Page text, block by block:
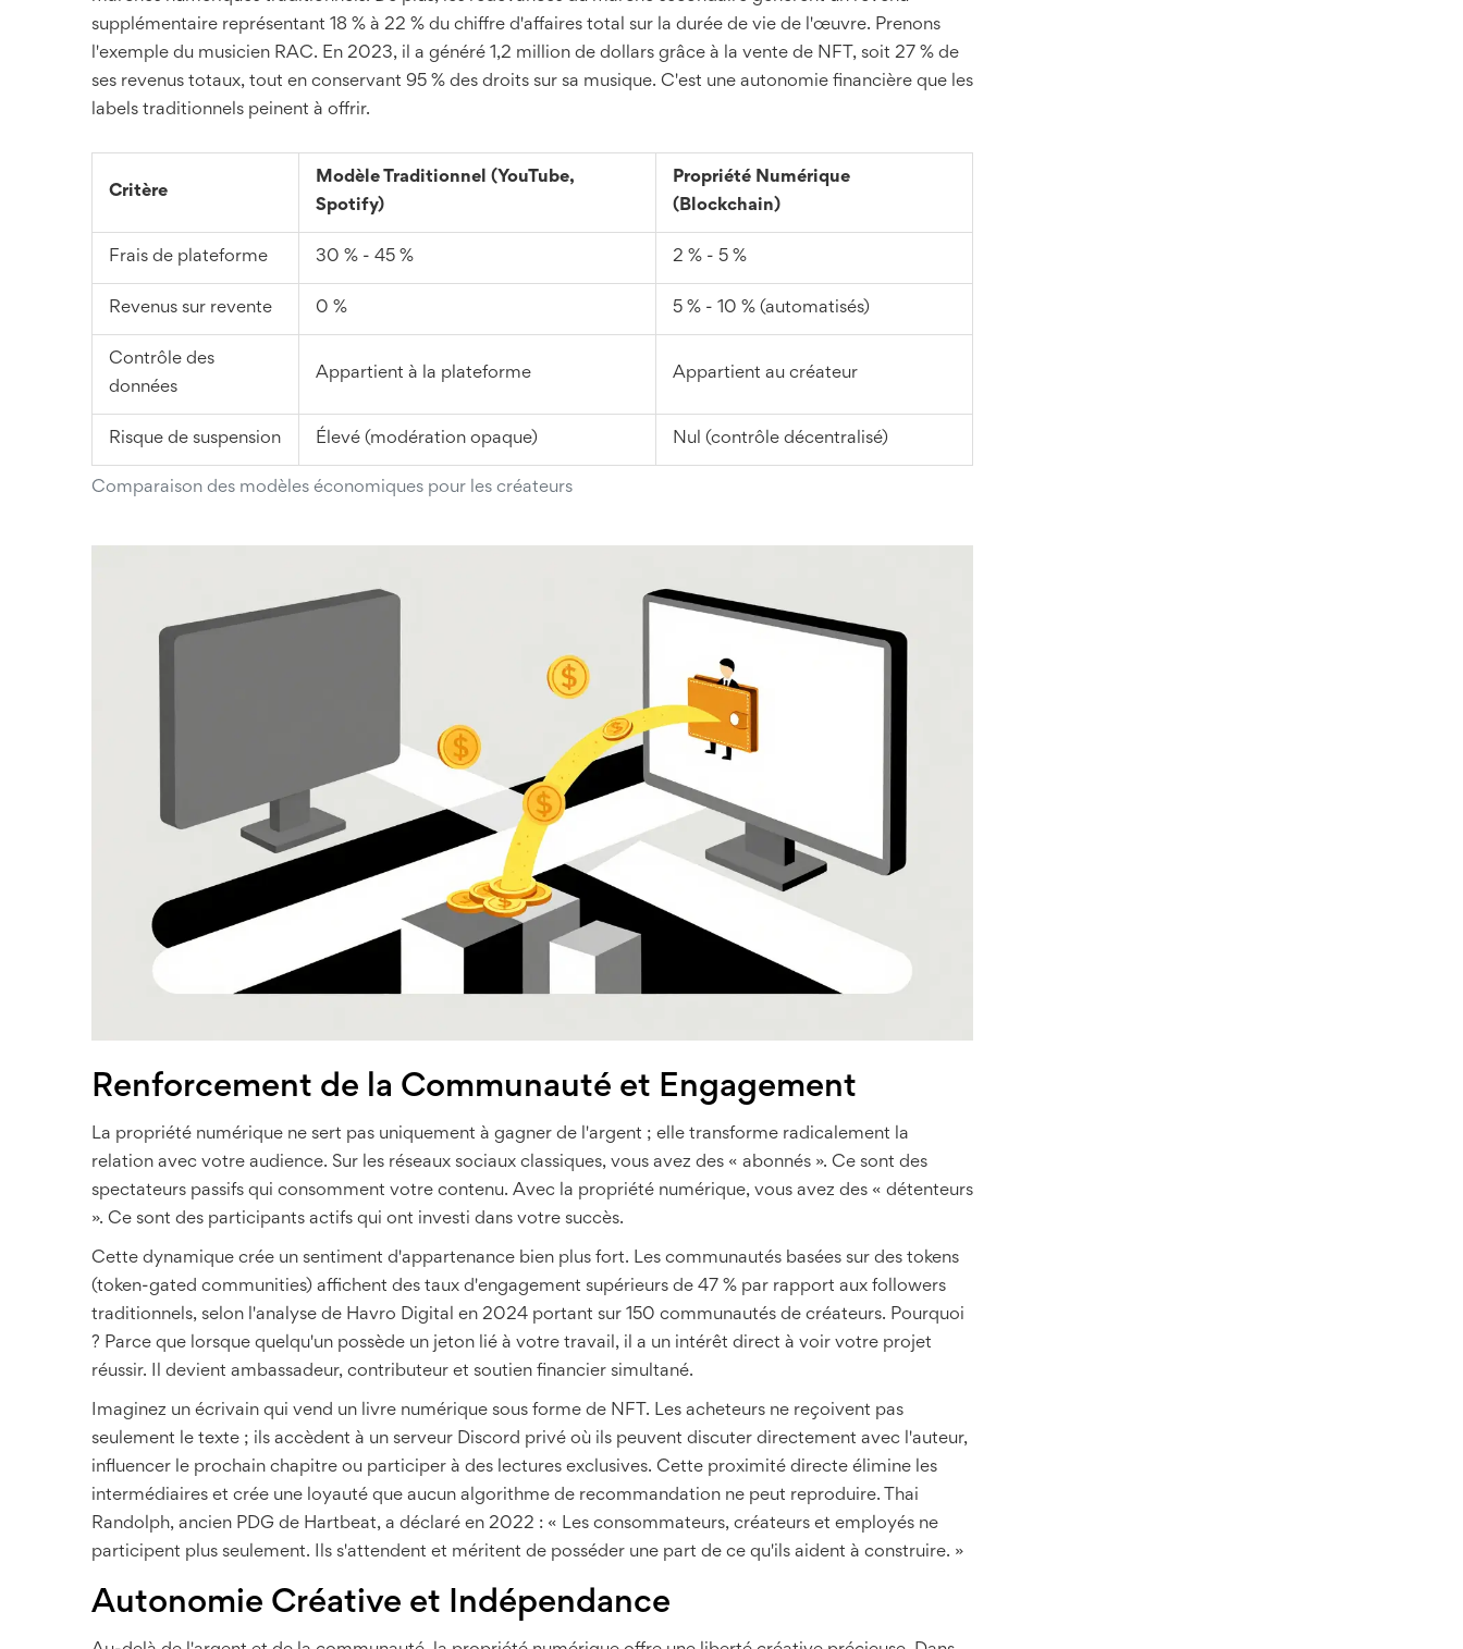
supplémentaire représentant 18 % à 22 % du chiffre d'affaires total sur la durée de vie de l'œuvre. Prenons
l'exemple du musicien RAC. En 2023, il a généré 1,2 million de dollars grâce à la vente de NFT, soit 27 % de
ses revenus totaux, tout en conservant 95 % des droits sur sa musique. C'est une autonomie financière que les
labels traditionnels peinent à offrir.
Comparaison des modèles économiques pour les créateurs
Critère
Modèle Traditionnel (YouTube,
Spotify)
Propriété Numérique
(Blockchain)
Frais de plateforme 30 % - 45 % 2 % - 5 %
Revenus sur revente 0 % 5 % - 10 % (automatisés)
Contrôle des
données
Appartient à la plateforme Appartient au créateur
Risque de suspension Élevé (modération opaque) Nul (contrôle décentralisé)
Renforcement de la Communauté et Engagement
La propriété numérique ne sert pas uniquement à gagner de l'argent ; elle transforme radicalement la
relation avec votre audience. Sur les réseaux sociaux classiques, vous avez des « abonnés ». Ce sont des
spectateurs passifs qui consomment votre contenu. Avec la propriété numérique, vous avez des « détenteurs
». Ce sont des participants actifs qui ont investi dans votre succès.
Cette dynamique crée un sentiment d'appartenance bien plus fort. Les communautés basées sur des tokens
(token-gated communities) affichent des taux d'engagement supérieurs de 47 % par rapport aux followers
traditionnels, selon l'analyse de Havro Digital en 2024 portant sur 150 communautés de créateurs. Pourquoi
? Parce que lorsque quelqu'un possède un jeton lié à votre travail, il a un intérêt direct à voir votre projet
réussir. Il devient ambassadeur, contributeur et soutien financier simultané.
Imaginez un écrivain qui vend un livre numérique sous forme de NFT. Les acheteurs ne reçoivent pas
seulement le texte ; ils accèdent à un serveur Discord privé où ils peuvent discuter directement avec l'auteur,
influencer le prochain chapitre ou participer à des lectures exclusives. Cette proximité directe élimine les
intermédiaires et crée une loyauté que aucun algorithme de recommandation ne peut reproduire. Thai
Randolph, ancien PDG de Hartbeat, a déclaré en 2022 : « Les consommateurs, créateurs et employés ne
participent plus seulement. Ils s'attendent et méritent de posséder une part de ce qu'ils aident à construire. »
Autonomie Créative et Indépendance